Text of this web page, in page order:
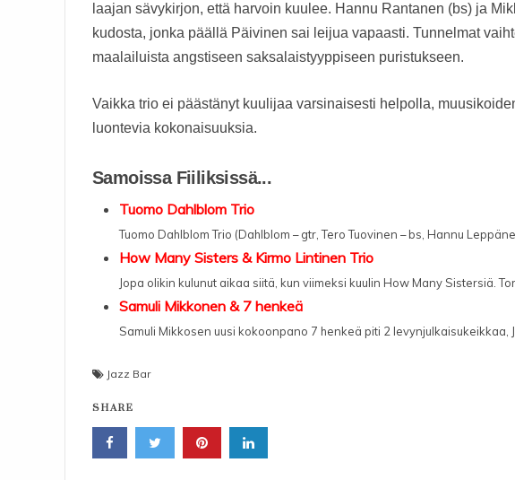
laajan sävykirjon, että harvoin kuulee. Hannu Rantanen (bs) ja
kudosta, jonka päällä Päivinen sai leijua vapaasti. Tunnelmat
maalailuista angstiseen saksalaistyyppiseen puristukseen.
Vaikka trio ei päästänyt kuulijaa varsinaisesti helpolla,
luontevia kokonaisuuksia.
Samoissa Fiiliksissä...
Tuomo Dahlblom Trio
Tuomo Dahlblom Trio (Dahlblom – gtr, Tero Tuovinen – bs, Hannu
How Many Sisters & Kirmo Lintinen Trio
Jopa olikin kulunut aikaa siitä, kun viimeksi kuulin How Many Sistersiä.
Samuli Mikkonen & 7 henkeä
Samuli Mikkosen uusi kokoonpano 7 henkeä piti 2 levynjulkaisukeikkaa,
Jazz Bar
SHARE